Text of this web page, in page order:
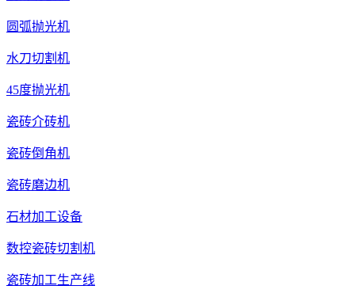
圆弧抛光机
水刀切割机
45度抛光机
瓷砖介砖机
瓷砖倒角机
瓷砖磨边机
石材加工设备
数控瓷砖切割机
瓷砖加工生产线